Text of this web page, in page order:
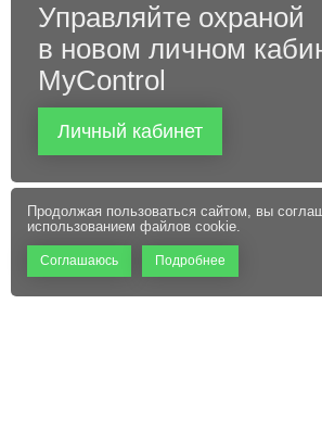
Управляйте охраной
в новом личном
MyControl
Личный кабинет
Продолжая пользоваться сайтом, вы
использованием файлов cookie.
Соглашаюсь Подробнее